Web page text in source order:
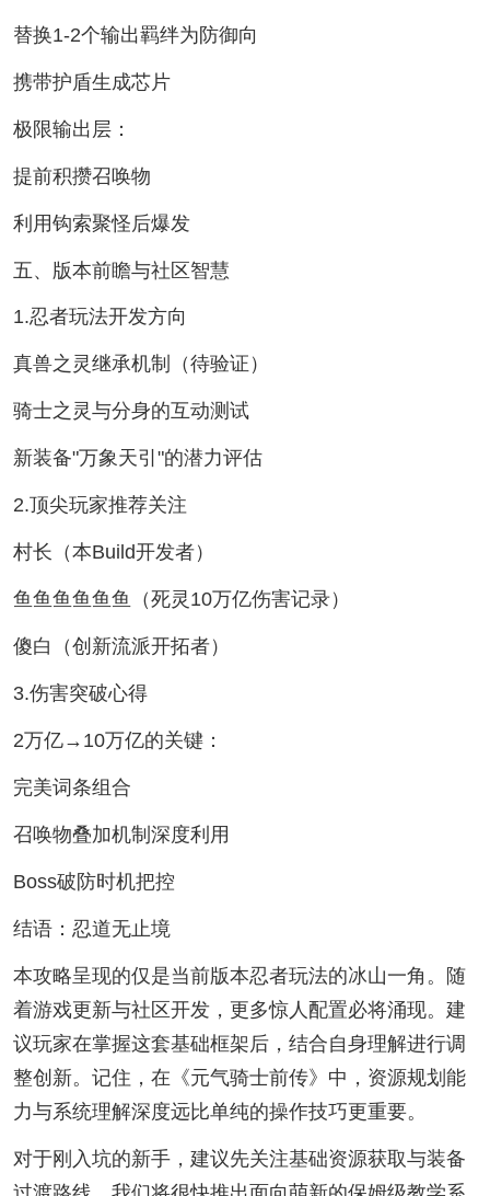
替换1-2个输出羁绊为防御向
携带护盾生成芯片
极限输出层：
提前积攒召唤物
利用钩索聚怪后爆发
五、版本前瞻与社区智慧
1.忍者玩法开发方向
真兽之灵继承机制（待验证）
骑士之灵与分身的互动测试
新装备"万象天引"的潜力评估
2.顶尖玩家推荐关注
村长（本Build开发者）
鱼鱼鱼鱼鱼鱼（死灵10万亿伤害记录）
傻白（创新流派开拓者）
3.伤害突破心得
2万亿→10万亿的关键：
完美词条组合
召唤物叠加机制深度利用
Boss破防时机把控
结语：忍道无止境
本攻略呈现的仅是当前版本忍者玩法的冰山一角。随
着游戏更新与社区开发，更多惊人配置必将涌现。建
议玩家在掌握这套基础框架后，结合自身理解进行调
整创新。记住，在《元气骑士前传》中，资源规划能
力与系统理解深度远比单纯的操作技巧更重要。
对于刚入坑的新手，建议先关注基础资源获取与装备